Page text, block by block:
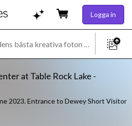
Logga in
at Table Rock Lake -
2023. Entrance to Dewey Short Visitor